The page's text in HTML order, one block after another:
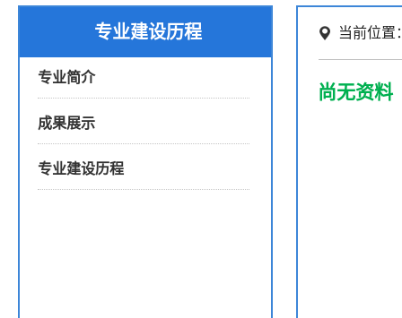
专业建设历程
专业简介
成果展示
专业建设历程
当前位置
尚无资料